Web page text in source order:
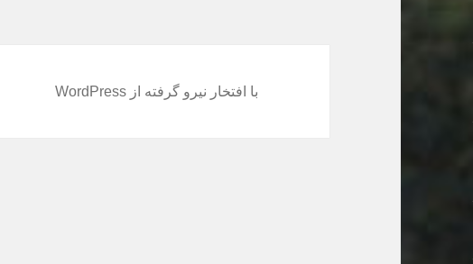
با افتخار نیرو گرفته از WordPress